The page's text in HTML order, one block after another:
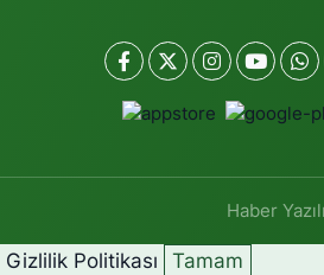
Haber
Gizlilik Politikası Tamam